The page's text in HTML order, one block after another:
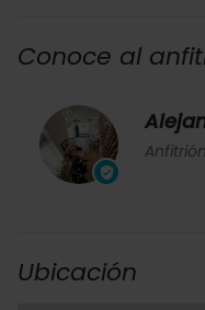
Conoce al
Ubicación